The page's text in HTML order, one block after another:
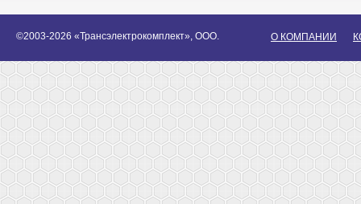
©2003-2026 «Трансэлектрокомплект», ООО. О КОМПАНИИ